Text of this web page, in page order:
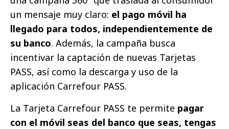
un mensaje muy claro: el pago móvil ha
llegado para todos, independientemente de
su banco. Además, la campaña busca
incentivar la captación de nuevas Tarjetas
PASS, así como la descarga y uso de la
aplicación Carrefour PASS.
La Tarjeta Carrefour PASS te permite pagar
con el móvil seas del banco que seas, tengas